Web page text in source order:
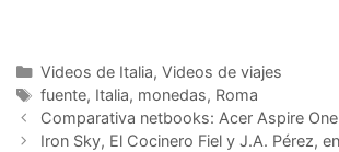
Categorías
Videos de Italia, Videos de viajes
Etiquetas
fuente, Italia, monedas, Roma
Comparativa netbooks: Acer Aspire
Iron Sky, El Cocinero Fiel y J.A. Pérez,